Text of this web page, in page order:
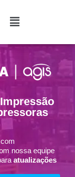
nossa equipe
atualizações